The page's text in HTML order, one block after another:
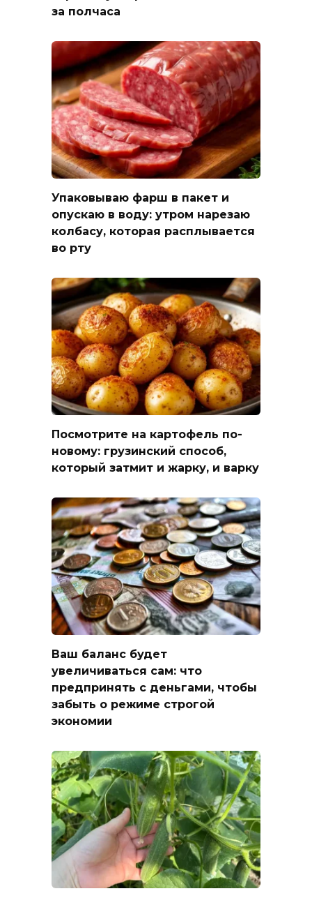
за полчаса
Упаковываю фарш в пакет и
опускаю в воду: утром нарезаю
колбасу, которая расплывается
во рту
Посмотрите на картофель по-
новому: грузинский способ,
который затмит и жарку, и варку
Ваш баланс будет
увеличиваться сам: что
предпринять с деньгами, чтобы
забыть о режиме строгой
экономии